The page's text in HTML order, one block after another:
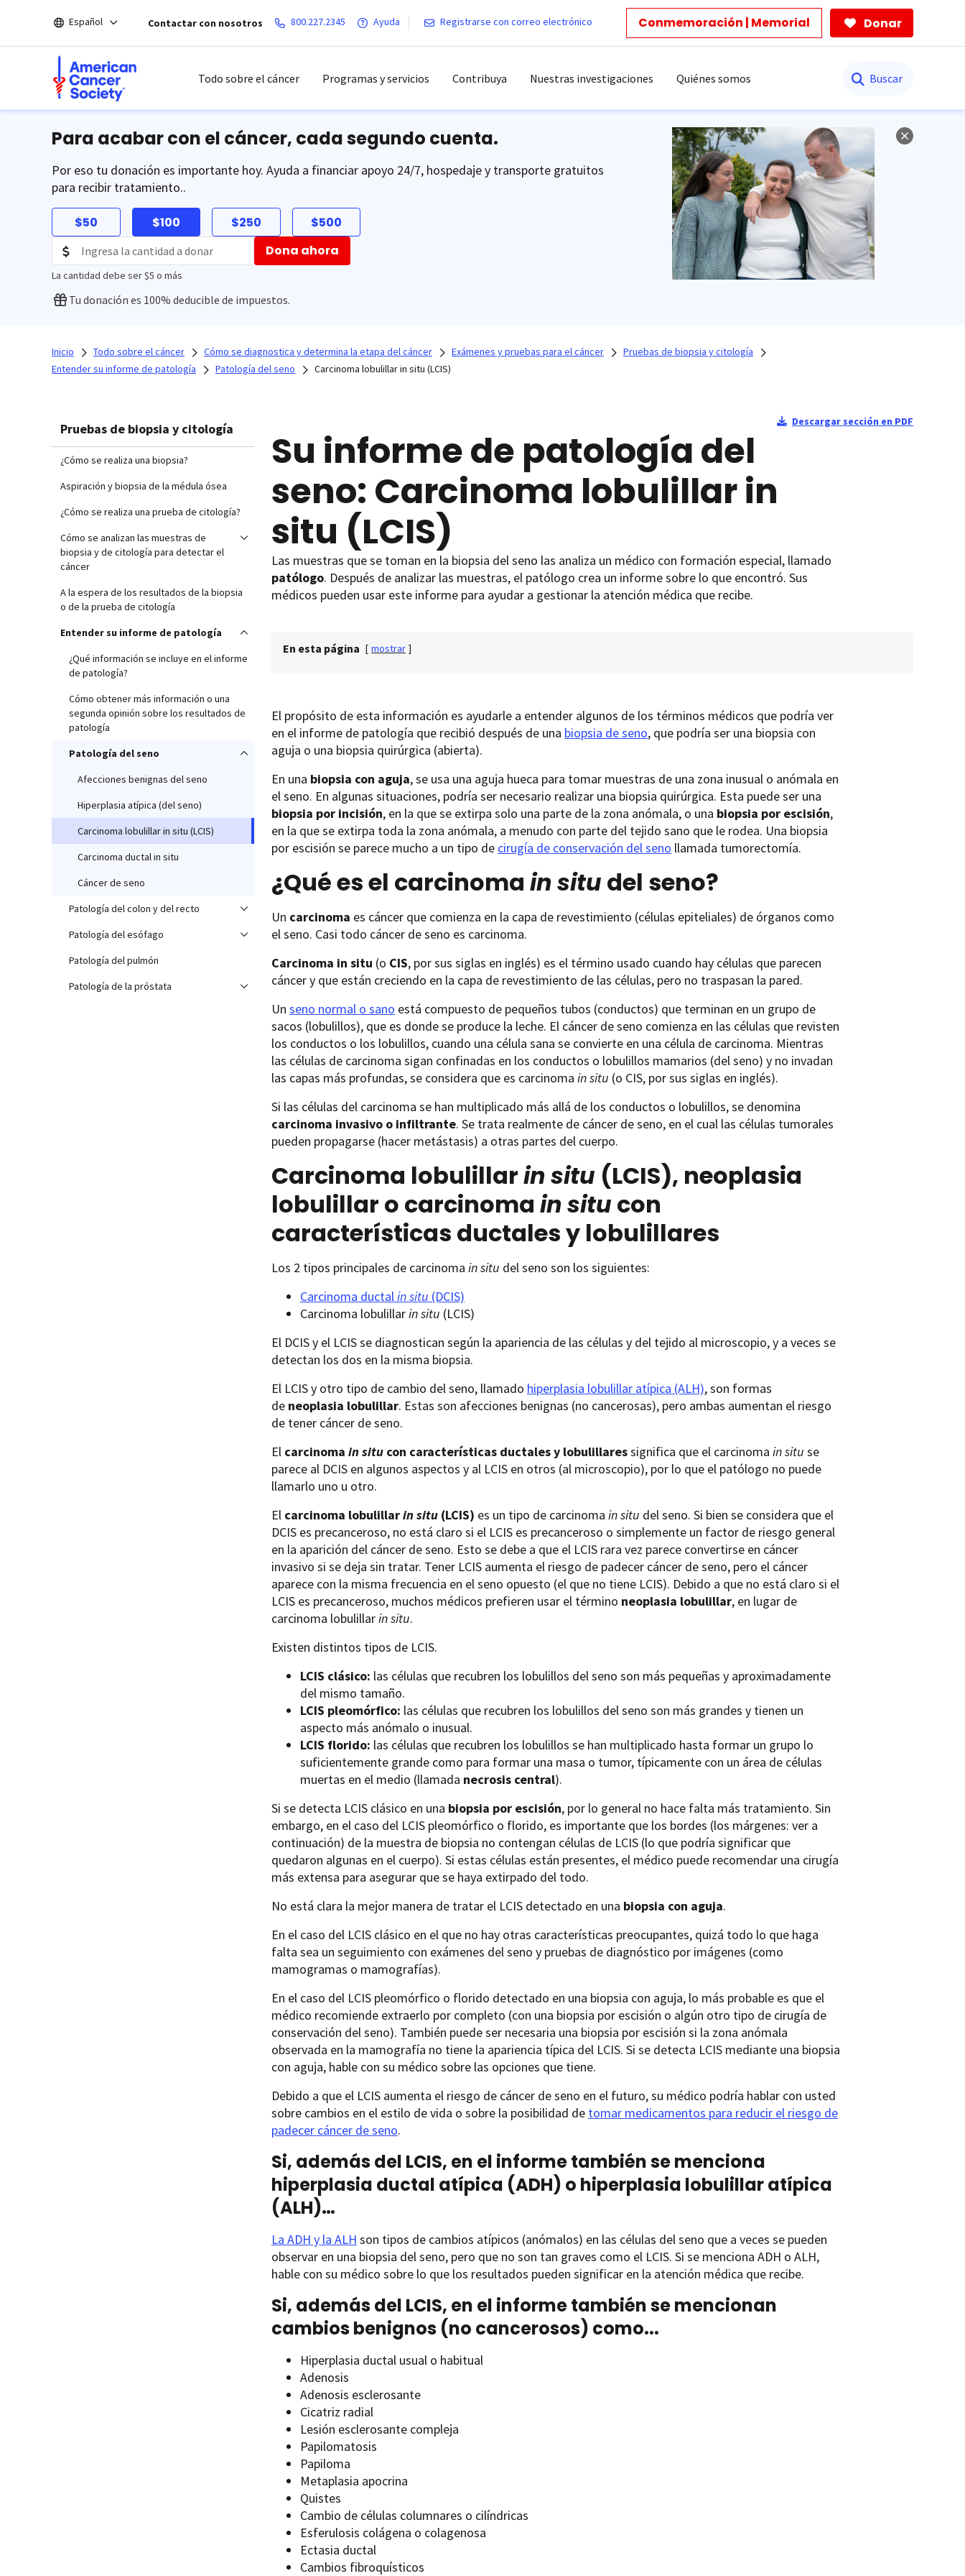
el
Español Contactar con nosotros 800.227.2345 Ayuda Registrarse con correo electrónico Conmemoración | Memorial Donar
Todo sobre el cáncer Programas y servicios Contribuya Nuestras investigaciones Quiénes somos
Para acabar con el cáncer, cada segundo cuenta.
Por eso tu donación es importante hoy. Ayuda a financiar apoyo 24/7, hospedaje y transporte gratuitos
para recibir tratamiento..
$50 $100 $250 $500
La cantidad debe ser $5 o más
Dona ahora
Tu donación es 100% deducible de impuestos.
Inicio Todo sobre el cáncer Cómo se diagnostica y determina la etapa del cáncer Exámenes y pruebas para el cáncer
Pruebas de biopsia y citología
Entender su informe de patología
Patología del seno Carcinoma lobulillar in situ (LCIS)
Pruebas de biopsia y citología
¿Cómo se realiza una biopsia?
Aspiración y biopsia de la médula ósea
¿Cómo se realiza una prueba de citología?
Cómo se analizan las muestras de
biopsia y de citología para detectar el
cáncer
A la espera de los resultados de la biopsia
o de la prueba de citología
Entender su informe de patología
¿Qué información se incluye en el informe
de patología?
Cómo obtener más información o una
segunda opinión sobre los resultados de
patología
Patología del seno
Afecciones benignas del seno
Hiperplasia atípica (del seno)
Carcinoma lobulillar in situ (LCIS)
Carcinoma ductal in situ
Cáncer de seno
Patología del colon y del recto
Patología del esófago
Patología del pulmón
Patología de la próstata
Descargar sección en PDF
Su informe de patología del
seno: Carcinoma lobulillar in
situ (LCIS)
Las muestras que se toman en la biopsia del seno las analiza un médico con formación especial, llamado
patólogo. Después de analizar las muestras, el patólogo crea un informe sobre lo que encontró. Sus
médicos pueden usar este informe para ayudar a gestionar la atención médica que recibe.
En esta página [ mostrar ]
El propósito de esta información es ayudarle a entender algunos de los términos médicos que podría ver
en el informe de patología que recibió después de una biopsia de seno, que podría ser una biopsia con
aguja o una biopsia quirúrgica (abierta).
En una biopsia con aguja, se usa una aguja hueca para tomar muestras de una zona inusual o anómala en
el seno. En algunas situaciones, podría ser necesario realizar una biopsia quirúrgica. Esta puede ser una
biopsia por incisión, en la que se extirpa solo una parte de la zona anómala, o una biopsia por escisión,
en la que se extirpa toda la zona anómala, a menudo con parte del tejido sano que le rodea. Una biopsia
por escisión se parece mucho a un tipo de cirugía de conservación del seno llamada tumorectomía.
¿Qué es el carcinoma in situ del seno?
Un carcinoma es cáncer que comienza en la capa de revestimiento (células epiteliales) de órganos como
el seno. Casi todo cáncer de seno es carcinoma.
Carcinoma in situ (o CIS, por sus siglas en inglés) es el término usado cuando hay células que parecen
cáncer y que están creciendo en la capa de revestimiento de las células, pero no traspasan la pared.
Un seno normal o sano está compuesto de pequeños tubos (conductos) que terminan en un grupo de
sacos (lobulillos), que es donde se produce la leche. El cáncer de seno comienza en las células que revisten
los conductos o los lobulillos, cuando una célula sana se convierte en una célula de carcinoma. Mientras
las células de carcinoma sigan confinadas en los conductos o lobulillos mamarios (del seno) y no invadan
las capas más profundas, se considera que es carcinoma in situ (o CIS, por sus siglas en inglés).
Si las células del carcinoma se han multiplicado más allá de los conductos o lobulillos, se denomina
carcinoma invasivo o infiltrante. Se trata realmente de cáncer de seno, en el cual las células tumorales
pueden propagarse (hacer metástasis) a otras partes del cuerpo.
Carcinoma lobulillarin situ (LCIS), neoplasia
lobulillar o carcinoma in situ con
características ductales y lobulillares
Los 2 tipos principales de carcinoma in situ del seno son los siguientes:
Carcinoma ductalin situ (DCIS)
Carcinoma lobulillarin situ (LCIS)
El DCIS y el LCIS se diagnostican según la apariencia de las células y del tejido al microscopio, y a veces se
detectan los dos en la misma biopsia.
El LCIS y otro tipo de cambio del seno, llamado hiperplasia lobulillar atípica (ALH), son formas
de neoplasia lobulillar. Estas son afecciones benignas (no cancerosas), pero ambas aumentan el riesgo
de tener cáncer de seno.
El carcinoma in situ con características ductales y lobulillaressignifica que el carcinoma in situ se
parece al DCIS en algunos aspectos y al LCIS en otros (al microscopio), por lo que el patólogo no puede
llamarlo uno u otro.
El carcinoma lobulillarin situ (LCIS) es un tipo de carcinoma in situ del seno. Si bien se considera que el
DCIS es precanceroso, no está claro si el LCIS es precanceroso o simplemente un factor de riesgo general
en la aparición del cáncer de seno. Esto se debe a que el LCIS rara vez parece convertirse en cáncer
invasivo si se deja sin tratar. Tener LCIS aumenta el riesgo de padecer cáncer de seno, pero el cáncer
aparece con la misma frecuencia en el seno opuesto (el que no tiene LCIS). Debido a que no está claro si el
LCIS es precanceroso, muchos médicos prefieren usar el término neoplasia lobulillar, en lugar de
carcinoma lobulillarin situ.
Existen distintos tipos de LCIS.
LCIS clásico: las células que recubren los lobulillos del seno son más pequeñas y aproximadamente
del mismo tamaño.
LCIS pleomórfico: las células que recubren los lobulillos del seno son más grandes y tienen un
aspecto más anómalo o inusual.
LCIS florido: las células que recubren los lobulillos se han multiplicado hasta formar un grupo lo
suficientemente grande como para formar una masa o tumor, típicamente con un área de células
muertas en el medio (llamada necrosis central).
Si se detecta LCIS clásico en una biopsia por escisión, por lo general no hace falta más tratamiento. Sin
embargo, en el caso del LCIS pleomórfico o florido, es importante que los bordes (los márgenes: ver a
continuación) de la muestra de biopsia no contengan células de LCIS (lo que podría significar que
quedaron algunas en el cuerpo). Si estas células están presentes, el médico puede recomendar una cirugía
más extensa para asegurar que se haya extirpado del todo.
No está clara la mejor manera de tratar el LCIS detectado en una biopsia con aguja.
En el caso del LCIS clásico en el que no hay otras características preocupantes, quizá todo lo que haga
falta sea un seguimiento con exámenes del seno y pruebas de diagnóstico por imágenes (como
mamogramas o mamografías).
En el caso del LCIS pleomórfico o florido detectado en una biopsia con aguja, lo más probable es que el
médico recomiende extraerlo por completo (con una biopsia por escisión o algún otro tipo de cirugía de
conservación del seno). También puede ser necesaria una biopsia por escisión si la zona anómala
observada en la mamografía no tiene la apariencia típica del LCIS. Si se detecta LCIS mediante una biopsia
con aguja, hable con su médico sobre las opciones que tiene.
Debido a que el LCIS aumenta el riesgo de cáncer de seno en el futuro, su médico podría hablar con usted
sobre cambios en el estilo de vida o sobre la posibilidad de tomar medicamentos para reducir el riesgo de
padecer cáncer de seno.
Si, además del LCIS, en el informe también se menciona
hiperplasia ductal atípica (ADH) o hiperplasia lobulillar atípica
(ALH)…
La ADH y la ALH son tipos de cambios atípicos (anómalos) en las células del seno que a veces se pueden
observar en una biopsia del seno, pero que no son tan graves como el LCIS. Si se menciona ADH o ALH,
hable con su médico sobre lo que los resultados pueden significar en la atención médica que recibe.
Si, además del LCIS, en el informe también se mencionan
cambios benignos (no cancerosos) como...
Hiperplasia ductal usual o habitual
Adenosis
Adenosis esclerosante
Cicatriz radial
Lesión esclerosante compleja
Papilomatosis
Papiloma
Metaplasia apocrina
Quistes
Cambio de células columnares o cilíndricas
Esferulosis colágena o colagenosa
Ectasia ductal
Cambios fibroquísticos